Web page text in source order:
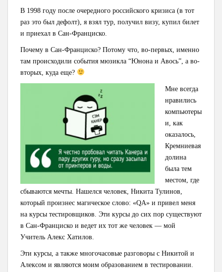
В 1998 году после очередного российского кризиса (в тот
раз это был дефолт), я взял тур, получил визу, купил билет
и приехал в Сан-Франциско.
Почему в Сан-Франциско? Потому что, во-первых, именно
там происходили события мюзикла “Юнона и Авось”, а во-
вторых, куда еще?
Мне всегда
нравились
компьютеры
и, как
оказалось,
Кремниевая
долина
была тем
местом, где
сбываются мечты. Нашелся человек, Никита Тулинов,
который произнес магическое слово: «QA» и привел меня
на курсы тестировщиков. Эти курсы до сих пор существуют
в Сан-Франциско и ведет их тот же человек — мой
Учитель Алекс Хатилов.
Эти курсы, а также многочасовые разговоры с Никитой и
Алексом и являются моим образованием в тестировании.